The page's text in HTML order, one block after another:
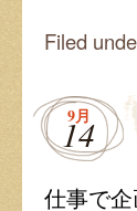
Filed
9月
14
仕事で